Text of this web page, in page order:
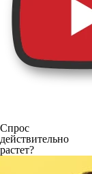
Спрос
действительно
растет?